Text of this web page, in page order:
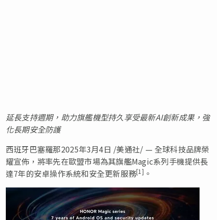
延長支持週期，助力旗艦機型持久享受最新AI創新成果，強
化長期安全防護
西班牙巴塞羅那2025年3月4日 /美通社/ — 全球科技品牌榮
耀宣佈，將率先在歐盟市場為其旗艦Magic系列手機提供長
達7年的安卓操作系統和安全更新服務[1] 。